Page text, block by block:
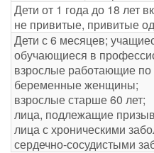
Дети от 1 года до 18 лет
не привитые, привитые
Дети с 6 месяцев;
обучающиеся в
взрослые работающие по
беременные женщины;
взрослые старше 60 лет;
лица, подлежащие
лица с хроническими
сердечно-сосудистыми